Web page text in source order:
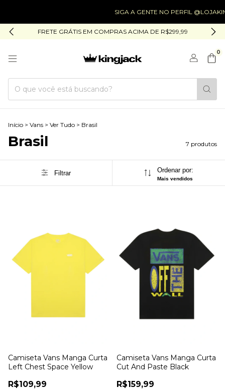
SIGA A GENTE NO PERFIL
FRETE GRÁTIS EM COMPRAS ACIMA DE R$299,99
0
Início > Vans > Ver Tudo > Brasil
Brasil 7 produtos
Filtrar Ordenar por:
Mais vendidos
Camiseta Vans Manga Curta
Left Chest Space Yellow
R$109,99
Camiseta Vans Manga Curta
Cut And Paste Black
R$159,99